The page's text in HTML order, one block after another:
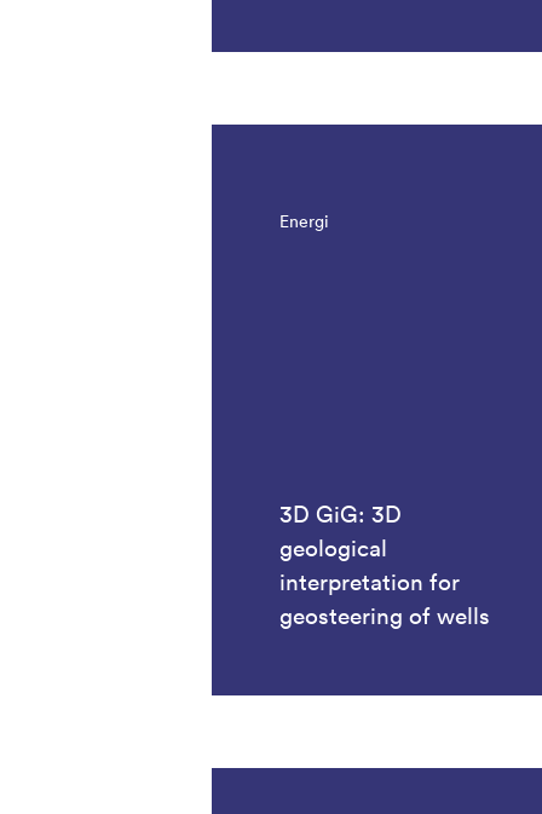
Energi
3D GiG: 3D
geological
interpretation for
geosteering of wells